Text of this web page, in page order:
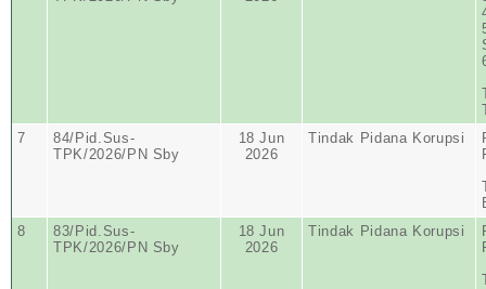
7
84/Pid.Sus-
TPK/2026/PN Sby
18 Jun
2026
Tindak Pidana Korupsi
8
83/Pid.Sus-
TPK/2026/PN Sby
18 Jun
2026
Tindak Pidana Korupsi